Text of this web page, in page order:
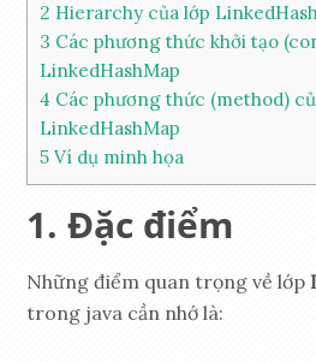
2 Hierarchy của lớp
3 Các phương thức khởi tạo
LinkedHashMap
4 Các phương thức (method)
LinkedHashMap
5 Ví dụ minh họa
Đặc điểm
Những điểm quan trọng về lớp
trong java cần nhớ là: